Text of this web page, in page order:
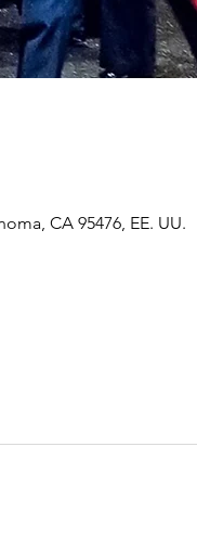
CA 95476, EE. UU.